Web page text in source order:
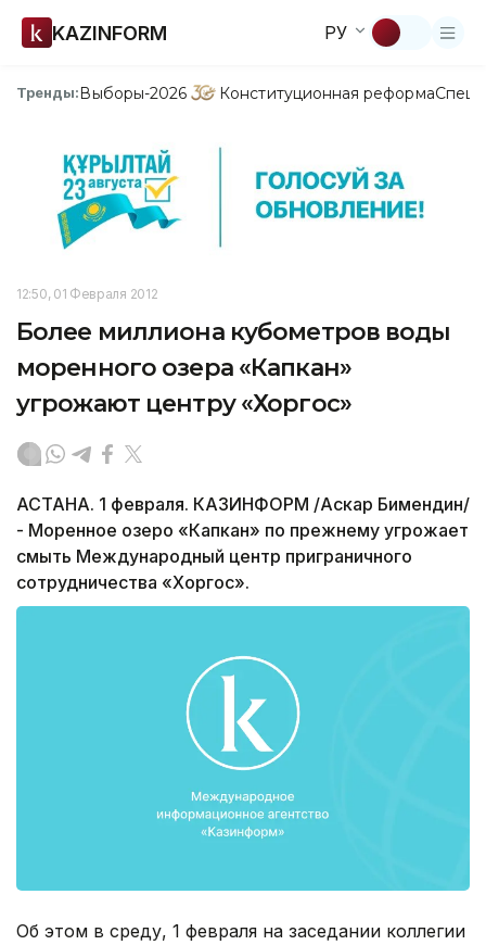
KAZINFORM РУ
Тренды:Выборы-2026 Конституционная реформа
12:50, 01 Февраля 2012
Более миллиона кубометров воды
моренного озера «Капкан»
угрожают центру «Хоргос»
АСТАНА. 1 февраля. КАЗИНФОРМ /Аскар Бимендин/
- Моренное озеро «Капкан» по прежнему угрожает
смыть Международный центр приграничного
сотрудничества «Хоргос».
Об этом в среду, 1 февраля на заседании коллегии